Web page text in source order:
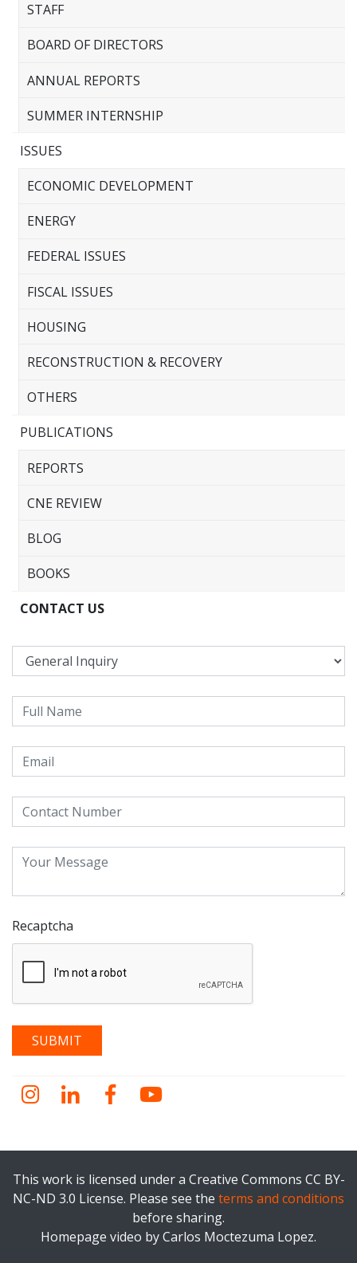
STAFF
BOARD OF DIRECTORS
ANNUAL REPORTS
SUMMER INTERNSHIP
ISSUES
ECONOMIC DEVELOPMENT
ENERGY
FEDERAL ISSUES
FISCAL ISSUES
HOUSING
RECONSTRUCTION & RECOVERY
OTHERS
PUBLICATIONS
REPORTS
CNE REVIEW
BLOG
BOOKS
CONTACT US
Recaptcha
Instagram
LinkedInFacebookYouTube
This work is licensed under a Creative Commons CC BY-
NC-ND 3.0 License. Please see the terms and conditions
before sharing.
Homepage video by Carlos Moctezuma Lopez.